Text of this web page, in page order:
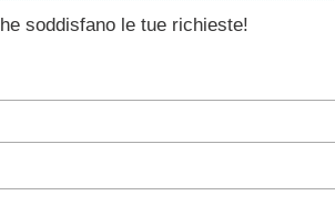
soddisfano le tue richieste!